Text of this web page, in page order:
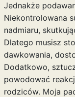
Jednakże
Niekontrolowana
nadmiaru,
Dlatego musisz
dawkowania,
Dodatkowo,
powodować
rodziców. Moja